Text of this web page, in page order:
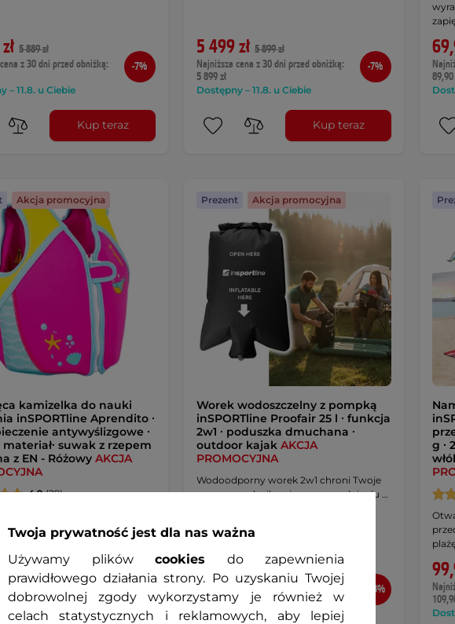
5 889 zł
z 30 dni przed obniżką:
– 11.8. u Ciebie
-7%
Kup teraz
5 499 zł 5 899 zł
Najniższa cena z 30 dni przed obniżką:
5 899 zł
Dostępny – 11.8. u Ciebie
-7%
Kup teraz
89,90
Akcja promocyjna
kamizelka do nauki
inSPORTline Aprendito ∙
antywyślizgowe ∙
suwak z rzepem
z EN - Różowy AKCJA
4.9(29)
materiał neoprenowy,
kolory, dziecięcy design,
…
89,90 zł
z 30 dni przed obniżką:
– 11.8. u Ciebie
Prezent Akcja promocyjna
Worek wodoszczelny z pompką
inSPORTline Proofair 25 l ∙ funkcja
2w1 ∙ poduszka dmuchana ∙
outdoor kajak AKCJA
PROMOCYJNA
Wodoodporny worek 2w1 chroni Twoje
rzeczy przed wilgocią, a po napełnieniu …
36,90 zł 59,90 zł
Najniższa cena z 30 dni przed obniżką:
59,90 zł
Dostępny – 11.8. u Ciebie
-38%
g ∙
plażę
Twoja prywatność jest dla nas ważna
Używamy plików cookies do zapewnienia
prawidłowego działania strony. Po uzyskaniu Twojej
dobrowolnej zgody wykorzystamy je również w
celach statystycznych i reklamowych, aby lepiej